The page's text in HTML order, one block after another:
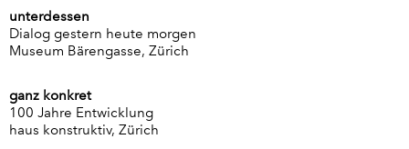
unterdessen
Dialog gestern heute morgen
Museum Bärengasse, Zürich
ganz konkret
100 Jahre Entwicklung
haus konstruktiv, Zürich